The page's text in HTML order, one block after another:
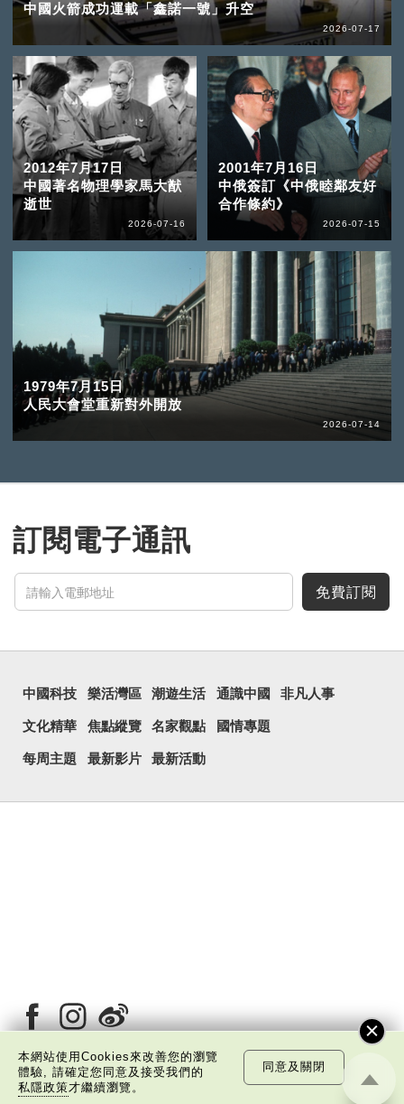
中國火箭成功運載「鑫諾一號」升空
2026-07-17
2012年7月17日
中國著名物理學家馬大猷
逝世
2026-07-16
2001年7月16日
中俄簽訂《中俄睦鄰友好
合作條約》
2026-07-15
1979年7月15日
人民大會堂重新對外開放
2026-07-14
訂閱電子通訊
免費訂閱
中國科技 樂活灣區 潮遊生活 通識中國 非凡人事
文化精華 焦點縱覽 名家觀點 國情專題
每周主題 最新影片 最新活動
關於我們
本網站使用Cookies來改善您的瀏覽
體驗, 請確定您同意及接受我們的
私隱政策才繼續瀏覽。
同意及關閉